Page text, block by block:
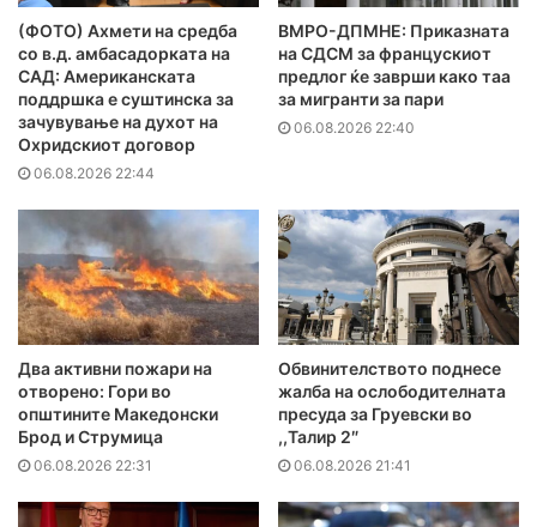
(ФОТО) Ахмети на средба
со в.д. амбасадорката на
САД: Американската
поддршка е суштинска за
зачувување на духот на
Охридскиот договор
06.08.2026 22:44
ВМРО-ДПМНЕ: Приказната
на СДСМ за францускиот
предлог ќе заврши како таа
за мигранти за пари
06.08.2026 22:40
Два активни пожари на
отворено: Гори во
општините Македонски
Брод и Струмица
06.08.2026 22:31
Обвинителството поднесе
жалба на ослободителната
пресуда за Груевски во
,,Талир 2″
06.08.2026 21:41